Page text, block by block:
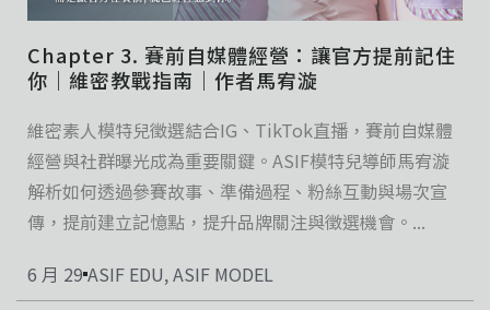
Chapter 3. 賽前自媒體經營：讓官方提前記住
你｜維密教戰指南｜作者馬宥漩
維密素人模特兒徵選結合IG、TikTok直播，賽前自媒體
經營與社群曝光成為重要關鍵。ASIF模特兒導師馬宥漩
解析如何透過參賽故事、準備過程、粉絲互動與場次宣
傳，提前建立記憶點，提升品牌關注與徵選機會。...
6 月 29 ASIF EDU,ASIF MODEL